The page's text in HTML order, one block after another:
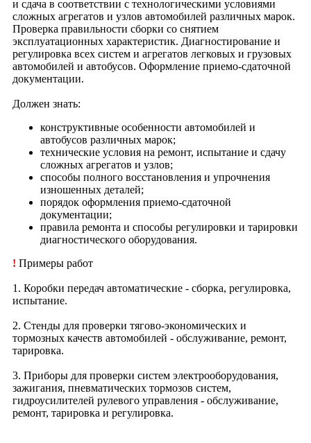
и сдача в соответствии с технологическими условиями
сложных агрегатов и узлов автомобилей различных марок.
Проверка правильности сборки со снятием
эксплуатационных характеристик. Диагностирование и
регулировка всех систем и агрегатов легковых и грузовых
автомобилей и автобусов. Оформление приемо-сдаточной
документации.
Должен знать:
конструктивные особенности автомобилей и
автобусов различных марок;
технические условия на ремонт, испытание и сдачу
сложных агрегатов и узлов;
способы полного восстановления и упрочнения
изношенных деталей;
порядок оформления приемо-сдаточной
документации;
правила ремонта и способы регулировки и тарировки
диагностического оборудования.
! Примеры работ
1. Коробки передач автоматические - сборка, регулировка,
испытание.
2. Стенды для проверки тягово-экономических и
тормозных качеств автомобилей - обслуживание, ремонт,
тарировка.
3. Приборы для проверки систем электрооборудования,
зажигания, пневматических тормозов систем,
гидроусилителей рулевого управления - обслуживание,
ремонт, тарировка и регулировка.